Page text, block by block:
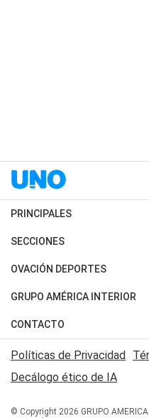
PRINCIPALES
Últimas Noticias
Política
Judiciales
Economia
SECCIONES
Horóscopo
Motores
Trucos caseros
Series y Películas
Edictos y Solicitadas
OVACIÓN DEPORTES
Fútbol
Mundial
Automovilismo
Rugby
Básquet
GRUPO AMÉRICA INTERIOR
Canal 7 en Vivo
San Juan 8
CONTACTO
Acerca de Nosotros
Contactanos
Políticas de Privacidad
Decálogo ético de IA
© Copyright 2026 GRUPO